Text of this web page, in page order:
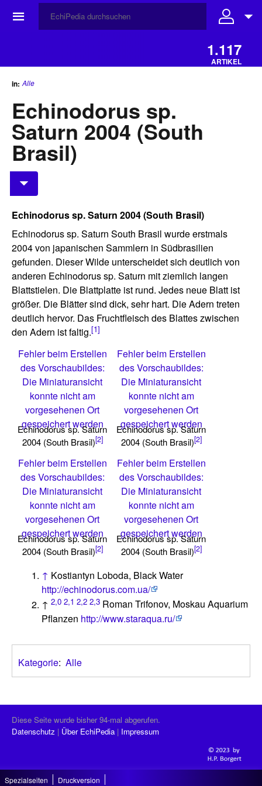
☰
1.117
ARTIKEL
in: Alle
Echinodorus sp.
Saturn 2004 (South
Brasil)
Echinodorus sp. Saturn 2004 (South Brasil)
Echinodorus sp. Saturn South Brasil wurde erstmals
2004 von japanischen Sammlern in Südbrasilien
gefunden. Dieser Wilde unterscheidet sich deutlich von
anderen Echinodorus sp. Saturn mit ziemlich langen
Blattstielen. Die Blattplatte ist rund. Jedes neue Blatt ist
größer. Die Blätter sind dick, sehr hart. Die Adern treten
deutlich hervor. Das Fruchtfleisch des Blattes zwischen
den Adern ist faltig.[1]
Fehler beim Erstellen
des Vorschaubildes:
Die Miniaturansicht
konnte nicht am
vorgesehenen Ort
gespeichert werden
Echinodorus sp. Saturn
2004 (South Brasil)[2]
Fehler beim Erstellen
des Vorschaubildes:
Die Miniaturansicht
konnte nicht am
vorgesehenen Ort
gespeichert werden
Echinodorus sp. Saturn
2004 (South Brasil)[2]
Fehler beim Erstellen
des Vorschaubildes:
Die Miniaturansicht
konnte nicht am
vorgesehenen Ort
gespeichert werden
Echinodorus sp. Saturn
2004 (South Brasil)[2]
Fehler beim Erstellen
des Vorschaubildes:
Die Miniaturansicht
konnte nicht am
vorgesehenen Ort
gespeichert werden
Echinodorus sp. Saturn
2004 (South Brasil)[2]
↑ Kostiantyn Loboda, Black Water
http://echinodorus.com.ua/
↑2,0 2,1 2,2 2,3 Roman Trifonov, Moskau Aquarium
Pflanzen http://www.staraqua.ru/
Kategorie: Alle
Diese Seite wurde bisher 94-mal abgerufen.
Datenschutz
Über EchiPedia Impressum
Spezialseiten Druckversion